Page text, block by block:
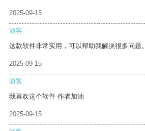
2025-09-15
游客
这款软件非常实用，可以帮助我解决很多问题。
2025-09-15
游客
我喜欢这个软件 作者加油
2025-09-15